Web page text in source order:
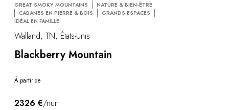
GREAT SMOKY MOUNTAINS
NATURE & BIEN-ÊTRE
CABANES EN PIERRE & BOIS
GRANDS ESPACES
IDÉAL EN FAMILLE
Walland, TN, États-Unis
Blackberry Mountain
À partir de
2326 €/nuit